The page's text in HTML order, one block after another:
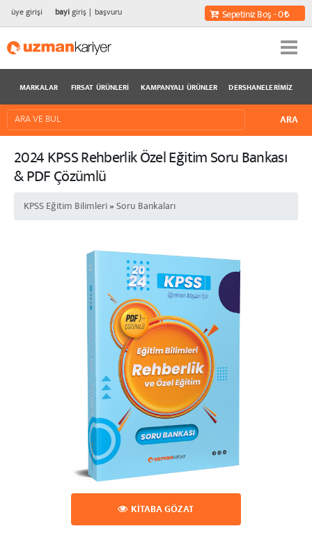
üye girişi bayigiriş başvuru Sepetiniz Boş - 0
MARKALAR FIRSAT ÜRÜNLERI KAMPANYALI ÜRÜNLER DERSHANELERIMIZ
2024 KPSS Rehberlik Özel Eğitim Soru Bankası
& PDF Çözümlü
KPSS Eğitim Bilimleri » Soru Bankaları
KİTABA GÖZAT